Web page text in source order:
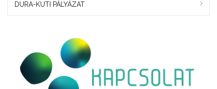
DURA-KUTI PÁLYÁZAT